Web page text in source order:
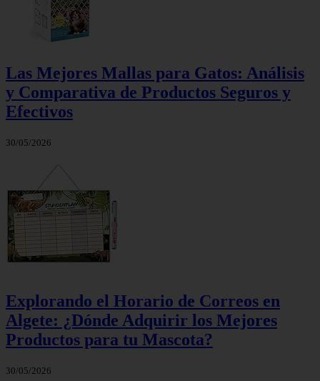
Las Mejores Mallas para Gatos: Análisis
y Comparativa de Productos Seguros y
Efectivos
30/05/2026
Explorando el Horario de Correos en
Algete: ¿Dónde Adquirir los Mejores
Productos para tu Mascota?
30/05/2026